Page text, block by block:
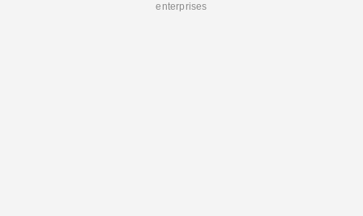
enterprises